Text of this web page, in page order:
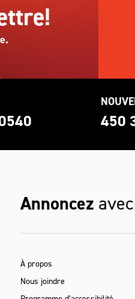
450
Annoncez
À propos
Nous joindre